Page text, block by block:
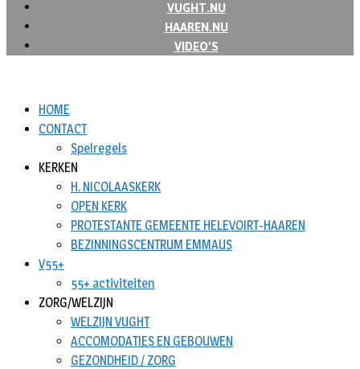
VUGHT.NU
HAAREN.NU
VIDEO’S
HOME
CONTACT
Spelregels
KERKEN
H. NICOLAASKERK
OPEN KERK
PROTESTANTE GEMEENTE HELEVOIRT-HAAREN
BEZINNINGSCENTRUM EMMAUS
V55+
55+ activiteiten
ZORG/WELZIJN
WELZIJN VUGHT
ACCOMODATIES EN GEBOUWEN
GEZONDHEID / ZORG